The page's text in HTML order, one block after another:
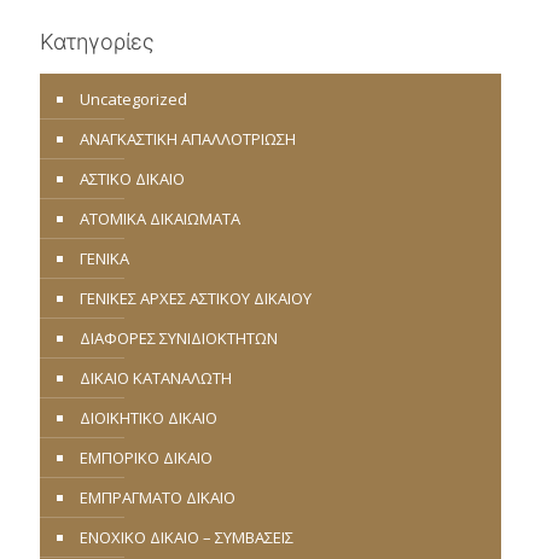
Κατηγορίες
Uncategorized
ΑΝΑΓΚΑΣΤΙΚΗ ΑΠΑΛΛΟΤΡΙΩΣΗ
ΑΣΤΙΚΟ ΔΙΚΑΙΟ
ΑΤΟΜΙΚΑ ΔΙΚΑΙΩΜΑΤΑ
ΓΕΝΙΚΑ
ΓΕΝΙΚΕΣ ΑΡΧΕΣ ΑΣΤΙΚΟΥ ΔΙΚΑΙΟΥ
ΔΙΑΦΟΡΕΣ ΣΥΝΙΔΙΟΚΤΗΤΩΝ
ΔΙΚΑΙΟ ΚΑΤΑΝΑΛΩΤΗ
ΔΙΟΙΚΗΤΙΚΟ ΔΙΚΑΙΟ
ΕΜΠΟΡΙΚΟ ΔΙΚΑΙΟ
ΕΜΠΡΑΓΜΑΤΟ ΔΙΚΑΙΟ
ΕΝΟΧΙΚΟ ΔΙΚΑΙΟ – ΣΥΜΒΑΣΕΙΣ